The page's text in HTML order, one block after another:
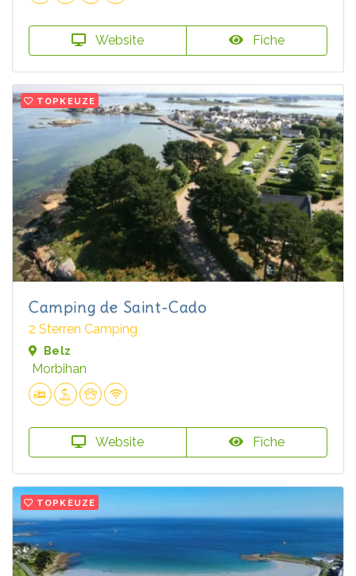
Website Fiche
TOPKEUZE
Camping de Saint-Cado
2 Sterren Camping
Belz
Morbihan
Website Fiche
TOPKEUZE